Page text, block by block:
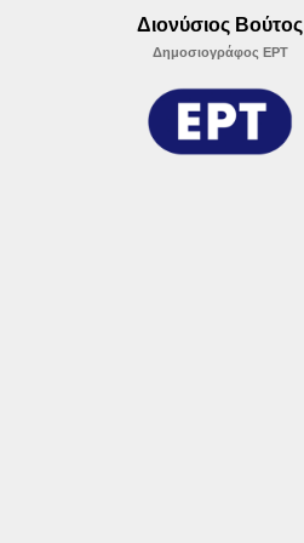
Διονύσιος Βούτος
Δημοσιογράφος ΕΡΤ